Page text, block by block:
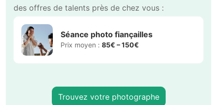
des offres de talents près de chez vous :
Séance photo fiançailles
Prix moyen : 85€ – 150€
Trouvez votre photographe